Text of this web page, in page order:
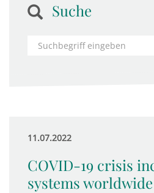
Suche
11.07.2022
COVID-19 crisis
systems worldwide